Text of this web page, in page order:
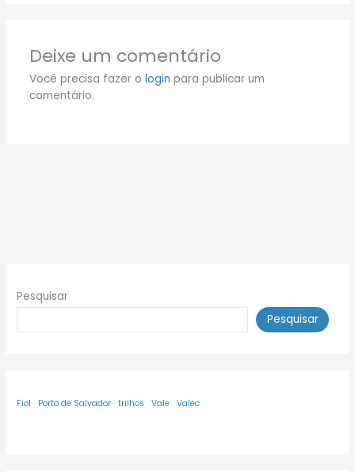
Deixe um comentário
Você precisa fazer o login para publicar um
comentário.
Pesquisar
Pesquisar
Fiol Porto de Salvador trilhos Vale Valec